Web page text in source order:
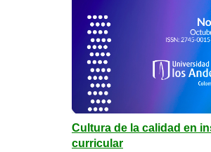
Cultura de la calidad en
curricular